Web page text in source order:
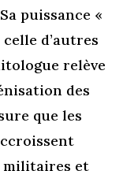
puissance «
d’autres
relève
des
que les
militaires et